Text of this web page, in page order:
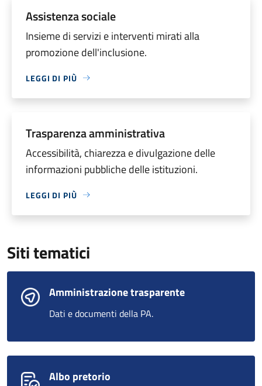
Assistenza sociale
Insieme di servizi e interventi mirati alla
promozione dell'inclusione.
LEGGI DI PIÙ
Trasparenza amministrativa
Accessibilità, chiarezza e divulgazione delle
informazioni pubbliche delle istituzioni.
LEGGI DI PIÙ
Siti tematici
Amministrazione trasparente
Dati e documenti della PA.
Albo pretorio